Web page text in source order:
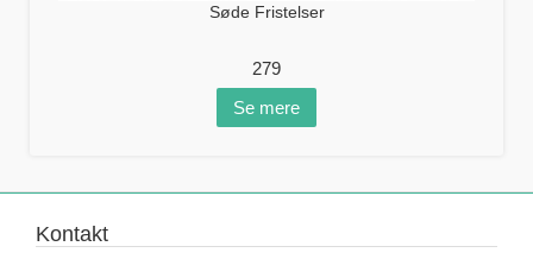
Søde Fristelser
279
Se mere
Kontakt